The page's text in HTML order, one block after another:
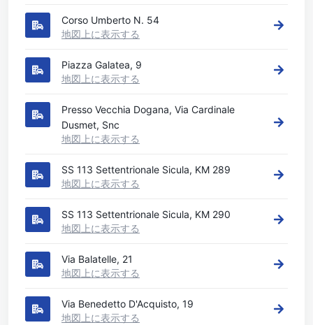
Corso Umberto N. 54
地図上に表示する
Piazza Galatea, 9
地図上に表示する
Presso Vecchia Dogana, Via Cardinale
Dusmet, Snc
地図上に表示する
SS 113 Settentrionale Sicula, KM 289
地図上に表示する
SS 113 Settentrionale Sicula, KM 290
地図上に表示する
Via Balatelle, 21
地図上に表示する
Via Benedetto D'Acquisto, 19
地図上に表示する